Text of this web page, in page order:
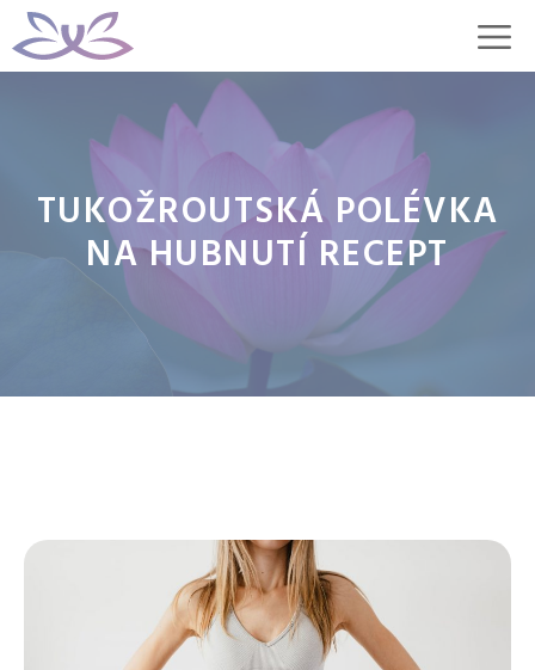
Přeskočit
na
TUKOŽROUTSKÁ POLÉVKA
NA HUBNUTÍ RECEPT